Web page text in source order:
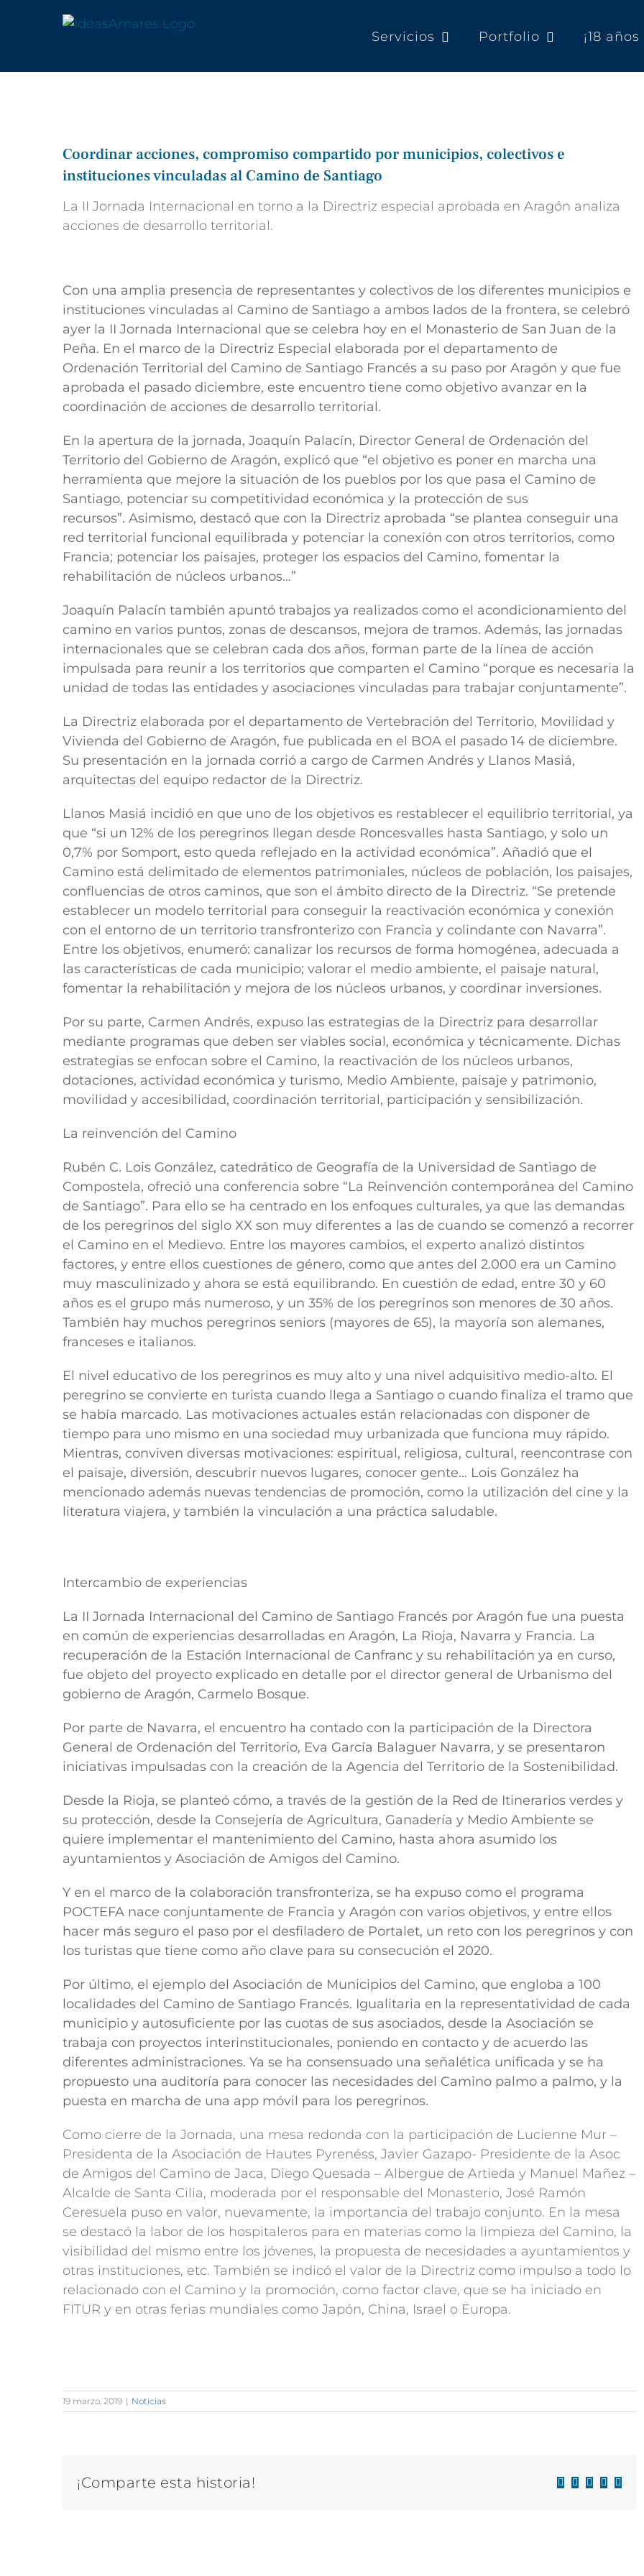
Servicios Portfolio ¡18
Coordinar acciones, compromiso compartido por municipios, colectivos e
instituciones vinculadas al Camino de Santiago
La II Jornada Internacional en torno a la Directriz especial aprobada en Aragón analiza
acciones de desarrollo territorial.
Con una amplia presencia de representantes y colectivos de los diferentes municipios e
instituciones vinculadas al Camino de Santiago a ambos lados de la frontera, se celebró
ayer la II Jornada Internacional que se celebra hoy en el Monasterio de San Juan de la
Peña. En el marco de la Directriz Especial elaborada por el departamento de
Ordenación Territorial del Camino de Santiago Francés a su paso por Aragón y que fue
aprobada el pasado diciembre, este encuentro tiene como objetivo avanzar en la
coordinación de acciones de desarrollo territorial.
En la apertura de la jornada, Joaquín Palacín, Director General de Ordenación del
Territorio del Gobierno de Aragón, explicó que “el objetivo es poner en marcha una
herramienta que mejore la situación de los pueblos por los que pasa el Camino de
Santiago, potenciar su competitividad económica y la protección de sus
recursos”. Asimismo, destacó que con la Directriz aprobada “se plantea conseguir una
red territorial funcional equilibrada y potenciar la conexión con otros territorios, como
Francia; potenciar los paisajes, proteger los espacios del Camino, fomentar la
rehabilitación de núcleos urbanos…”
Joaquín Palacín también apuntó trabajos ya realizados como el acondicionamiento del
camino en varios puntos, zonas de descansos, mejora de tramos. Además, las jornadas
internacionales que se celebran cada dos años, forman parte de la línea de acción
impulsada para reunir a los territorios que comparten el Camino “porque es necesaria la
unidad de todas las entidades y asociaciones vinculadas para trabajar conjuntamente”.
La Directriz elaborada por el departamento de Vertebración del Territorio, Movilidad y
Vivienda del Gobierno de Aragón, fue publicada en el BOA el pasado 14 de diciembre.
Su presentación en la jornada corrió a cargo de Carmen Andrés y Llanos Masiá,
arquitectas del equipo redactor de la Directriz.
Llanos Masiá incidió en que uno de los objetivos es restablecer el equilibrio territorial, ya
que “si un 12% de los peregrinos llegan desde Roncesvalles hasta Santiago, y solo un
0,7% por Somport, esto queda reflejado en la actividad económica”. Añadió que el
Camino está delimitado de elementos patrimoniales, núcleos de población, los paisajes,
confluencias de otros caminos, que son el ámbito directo de la Directriz. “Se pretende
establecer un modelo territorial para conseguir la reactivación económica y conexión
con el entorno de un territorio transfronterizo con Francia y colindante con Navarra”.
Entre los objetivos, enumeró: canalizar los recursos de forma homogénea, adecuada a
las características de cada municipio; valorar el medio ambiente, el paisaje natural,
fomentar la rehabilitación y mejora de los núcleos urbanos, y coordinar inversiones.
Por su parte, Carmen Andrés, expuso las estrategias de la Directriz para desarrollar
mediante programas que deben ser viables social, económica y técnicamente. Dichas
estrategias se enfocan sobre el Camino, la reactivación de los núcleos urbanos,
dotaciones, actividad económica y turismo, Medio Ambiente, paisaje y patrimonio,
movilidad y accesibilidad, coordinación territorial, participación y sensibilización.
La reinvención del Camino
Rubén C. Lois González, catedrático de Geografía de la Universidad de Santiago de
Compostela, ofreció una conferencia sobre “La Reinvención contemporánea del Camino
de Santiago”. Para ello se ha centrado en los enfoques culturales, ya que las demandas
de los peregrinos del siglo XX son muy diferentes a las de cuando se comenzó a recorrer
el Camino en el Medievo. Entre los mayores cambios, el experto analizó distintos
factores, y entre ellos cuestiones de género, como que antes del 2.000 era un Camino
muy masculinizado y ahora se está equilibrando. En cuestión de edad, entre 30 y 60
años es el grupo más numeroso, y un 35% de los peregrinos son menores de 30 años.
También hay muchos peregrinos seniors (mayores de 65), la mayoría son alemanes,
franceses e italianos.
El nivel educativo de los peregrinos es muy alto y una nivel adquisitivo medio-alto. El
peregrino se convierte en turista cuando llega a Santiago o cuando finaliza el tramo que
se había marcado. Las motivaciones actuales están relacionadas con disponer de
tiempo para uno mismo en una sociedad muy urbanizada que funciona muy rápido.
Mientras, conviven diversas motivaciones: espiritual, religiosa, cultural, reencontrase con
el paisaje, diversión, descubrir nuevos lugares, conocer gente… Lois González ha
mencionado además nuevas tendencias de promoción, como la utilización del cine y la
literatura viajera, y también la vinculación a una práctica saludable.
Intercambio de experiencias
La II Jornada Internacional del Camino de Santiago Francés por Aragón fue una puesta
en común de experiencias desarrolladas en Aragón, La Rioja, Navarra y Francia. La
recuperación de la Estación Internacional de Canfranc y su rehabilitación ya en curso,
fue objeto del proyecto explicado en detalle por el director general de Urbanismo del
gobierno de Aragón, Carmelo Bosque.
Por parte de Navarra, el encuentro ha contado con la participación de la Directora
General de Ordenación del Territorio, Eva García Balaguer Navarra, y se presentaron
iniciativas impulsadas con la creación de la Agencia del Territorio de la Sostenibilidad.
Desde la Rioja, se planteó cómo, a través de la gestión de la Red de Itinerarios verdes y
su protección, desde la Consejería de Agricultura, Ganadería y Medio Ambiente se
quiere implementar el mantenimiento del Camino, hasta ahora asumido los
ayuntamientos y Asociación de Amigos del Camino.
Y en el marco de la colaboración transfronteriza, se ha expuso como el programa
POCTEFA nace conjuntamente de Francia y Aragón con varios objetivos, y entre ellos
hacer más seguro el paso por el desfiladero de Portalet, un reto con los peregrinos y con
los turistas que tiene como año clave para su consecución el 2020.
Por último, el ejemplo del Asociación de Municipios del Camino, que engloba a 100
localidades del Camino de Santiago Francés. Igualitaria en la representatividad de cada
municipio y autosuficiente por las cuotas de sus asociados, desde la Asociación se
trabaja con proyectos interinstitucionales, poniendo en contacto y de acuerdo las
diferentes administraciones. Ya se ha consensuado una señalética unificada y se ha
propuesto una auditoría para conocer las necesidades del Camino palmo a palmo, y la
puesta en marcha de una app móvil para los peregrinos.
Como cierre de la Jornada, una mesa redonda con la participación de Lucienne Mur –
Presidenta de la Asociación de Hautes Pyrenéss, Javier Gazapo- Presidente de la Asoc
de Amigos del Camino de Jaca, Diego Quesada – Albergue de Artieda y Manuel Mañez –
Alcalde de Santa Cilia, moderada por el responsable del Monasterio, José Ramón
Ceresuela puso en valor, nuevamente, la importancia del trabajo conjunto. En la mesa
se destacó la labor de los hospitaleros para en materias como la limpieza del Camino, la
visibilidad del mismo entre los jóvenes, la propuesta de necesidades a ayuntamientos y
otras instituciones, etc. También se indicó el valor de la Directriz como impulso a todo lo
relacionado con el Camino y la promoción, como factor clave, que se ha iniciado en
FITUR y en otras ferias mundiales como Japón, China, Israel o Europa.
19 marzo, 2019 | Noticias
¡Comparte esta historia! Facebook
X LinkedIn
WhatsApp
Correo